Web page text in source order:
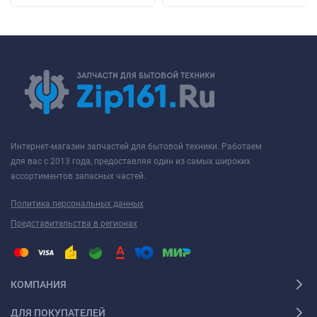
Интернет-магазин запчастей для бытовой техники. Работаем
для вас с 2013 года, предоставляя один из самых широких
ассортиментов запасных частей.
Политика персональных данных
Представительства в регионах
КОМПАНИЯ
ДЛЯ ПОКУПАТЕЛЕЙ